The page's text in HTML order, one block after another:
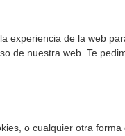
experiencia de la web
de nuestra web. Te
o cualquier otra